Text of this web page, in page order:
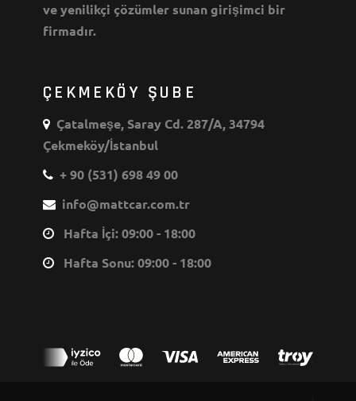
ve yenilikçi çözümler sunan girişimci bir
firmadır.
ÇEKMEKÖY ŞUBE
Çatalmeşe, Saray Cd. 287/A, 34794
Çekmeköy/İstanbul
+ 90 (531) 698 49 00
info@mattcar.com.tr
Hafta İçi: 09:00 - 18:00
Hafta Sonu: 09:00 - 18:00